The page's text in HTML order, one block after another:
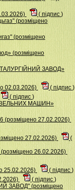
( підпис )
(розміщено
(розміщено
(розміщено
ЗАВОД»
02.03.2026)
( підпис )
( підпис )
МАШИН»
(розміщено 27.02.2026)
27.02.2026)
(
26.02.2026)
25.02.2026)
( підпис )
( підпис )
ЗАВОД" (розміщено